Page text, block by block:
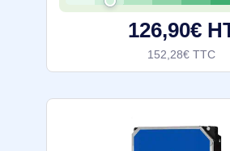
Taille du disque dur: 3.5",
126,90€
152,28€ TTC